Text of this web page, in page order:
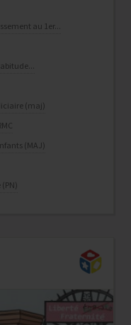
au 1er...
(maj)
(MAJ)